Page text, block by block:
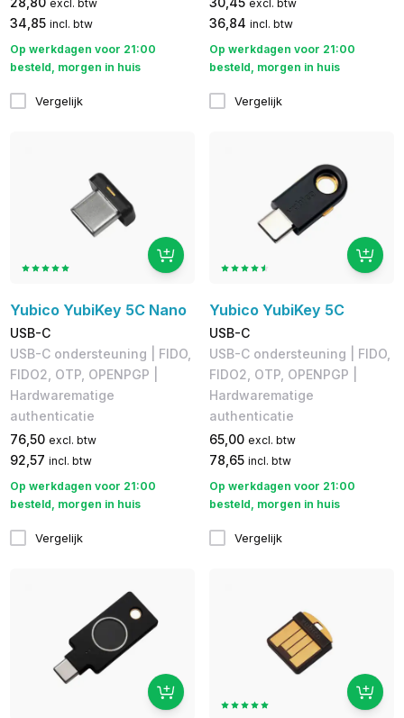
excl. btw
34,85 incl. btw
Op werkdagen voor 21:00
besteld, morgen in huis
Vergelijk
excl. btw
36,84 incl. btw
Op werkdagen voor 21:00
besteld, morgen in huis
Vergelijk
Yubico YubiKey 5C Nano
USB-C
USB-C ondersteuning | FIDO,
FIDO2, OTP, OPENPGP |
Hardwarematige
authenticatie
76,50 excl. btw
92,57 incl. btw
Op werkdagen voor 21:00
besteld, morgen in huis
Vergelijk
Yubico YubiKey 5C
USB-C
USB-C ondersteuning | FIDO,
FIDO2, OTP, OPENPGP |
Hardwarematige
authenticatie
65,00 excl. btw
78,65 incl. btw
Op werkdagen voor 21:00
besteld, morgen in huis
Vergelijk